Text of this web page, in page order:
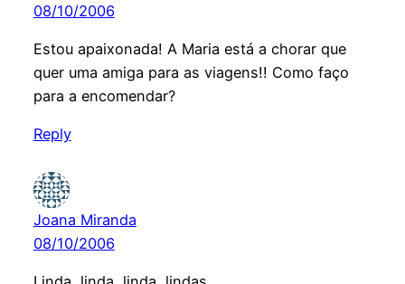
08/10/2006
Estou apaixonada! A Maria está a chorar que
quer uma amiga para as viagens!! Como faço
para a encomendar?
Reply
Joana Miranda
08/10/2006